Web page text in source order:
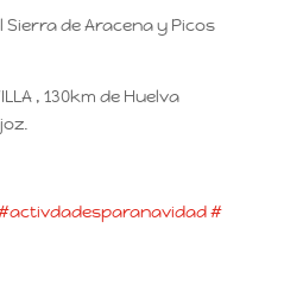
de Aracena y Picos
, 130km de Huelva
activdadesparanavidad#